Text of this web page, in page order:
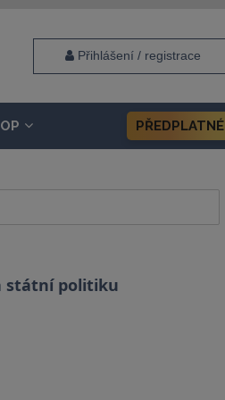
Přihlášení / registrace
PŘEDPLATNÉ
státní politiku